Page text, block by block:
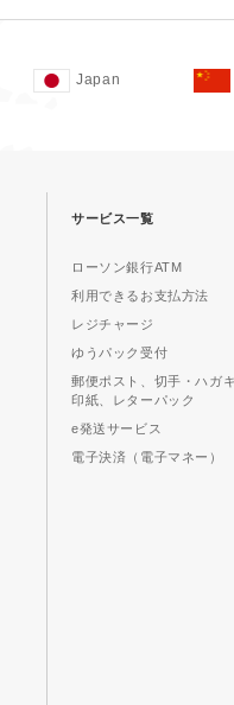
Japan
サービス一覧
ローソン銀行ATM
利用できるお支払方法
レジチャージ
ゆうパック受付
郵便ポスト、切手・ハガ
印紙、レターパック
e発送サービス
電子決済（電子マネー）